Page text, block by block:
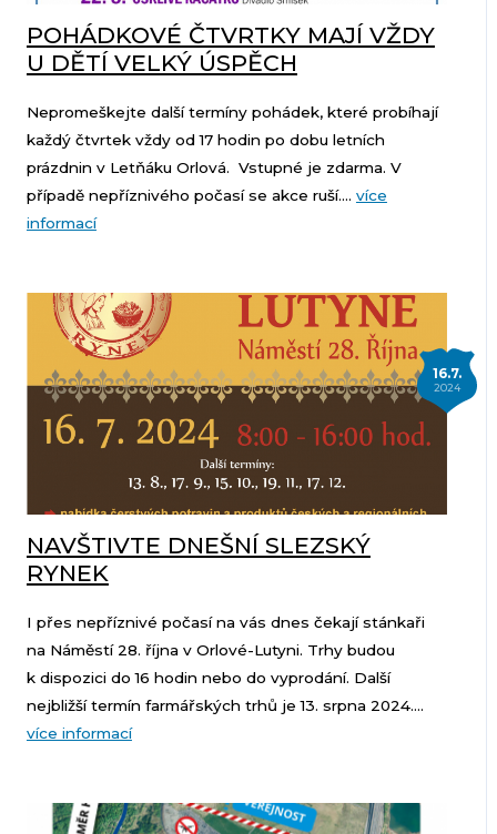
POHÁDKOVÉ ČTVRTKY MAJÍ VŽDY
U DĚTÍ VELKÝ ÚSPĚCH
Nepromeškejte další termíny pohádek, které probíhají
každý čtvrtek vždy od 17 hodin po dobu letních
prázdnin v Letňáku Orlová. Vstupné je zdarma. V
případě nepříznivého počasí se akce ruší.... více
informací
16.7.
2024
NAVŠTIVTE DNEŠNÍ SLEZSKÝ
RYNEK
I přes nepříznivé počasí na vás dnes čekají stánkaři
na Náměstí 28. října v Orlové-Lutyni. Trhy budou
k dispozici do 16 hodin nebo do vyprodání. Další
nejbližší termín farmářských trhů je 13. srpna 2024....
více informací